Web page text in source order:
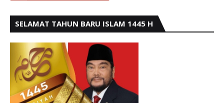
SELAMAT TAHUN BARU ISLAM 1445 H